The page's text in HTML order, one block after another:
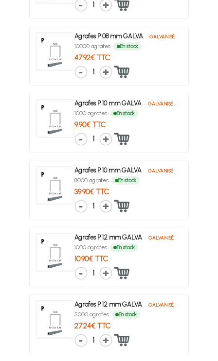
1
Agrafes P 08 mm GALVA GALVANISÉ
10000 agrafes En stock
47.92€ TTC
1
Agrafes P 10 mm GALVA GALVANISÉ
1000 agrafes En stock
9.90€ TTC
1
Agrafes P 10 mm GALVA GALVANISÉ
8000 agrafes En stock
39.90€ TTC
1
Agrafes P 12 mm GALVA GALVANISÉ
1000 agrafes En stock
10.90€ TTC
1
Agrafes P 12 mm GALVA GALVANISÉ
5000 agrafes En stock
27.24€ TTC
1